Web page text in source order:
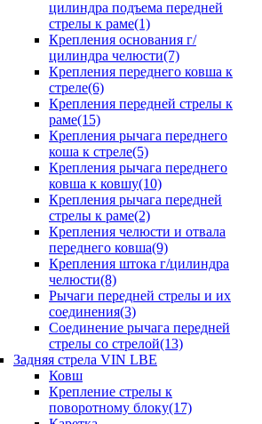
цилиндра подъема передней
стрелы к раме(1)
Крепления основания г/
цилиндра челюсти(7)
Крепления переднего ковша к
стреле(6)
Крепления передней стрелы к
раме(15)
Крепления рычага переднего
коша к стреле(5)
Крепления рычага переднего
ковша к ковшу(10)
Крепления рычага передней
стрелы к раме(2)
Крепления челюсти и отвала
переднего ковша(9)
Крепления штока г/цилиндра
челюсти(8)
Рычаги передней стрелы и их
соединения(3)
Соединение рычага передней
стрелы со стрелой(13)
Задняя стрела VIN LBE
Ковш
Крепление стрелы к
поворотному блоку(17)